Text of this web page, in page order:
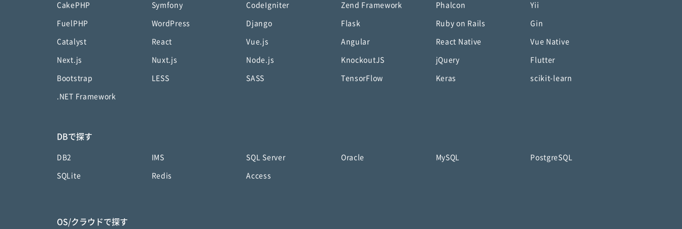
CakePHP Symfony CodeIgniter Zend Framework Phalcon Yii
FuelPHP WordPress Django Flask Ruby on Rails Gin
Catalyst React Vue.js Angular React Native Vue Native
Next.js Nuxt.js Node.js KnockoutJS jQuery Flutter
Bootstrap LESS SASS TensorFlow Keras scikit-learn
.NET Framework
DBで探す
DB2 IMS SQL Server Oracle MySQL PostgreSQL
SQLite Redis Access
OS/クラウドで探す